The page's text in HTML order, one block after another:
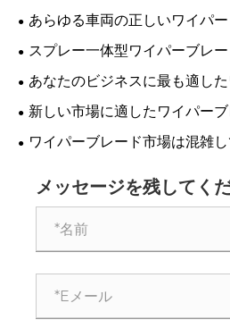
はどこですか?
あらゆる車両の正しいワイパ
別する方法
スプレー一体型ワイパーブレ
スですか?
あなたのビジネスに最も適し
どれですか?
新しい市場に適したワイパー
構築する方法
ワイパーブレード市場は混雑
メッセージを残してく